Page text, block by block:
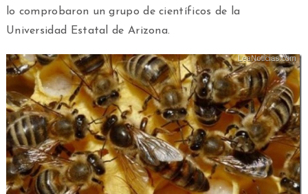
lo comprobaron un grupo de científicos de la
Universidad Estatal de Arizona.